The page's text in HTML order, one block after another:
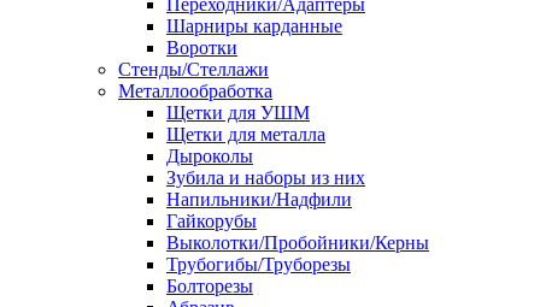
Переходники/Адаптеры
Шарниры карданные
Воротки
Стенды/Стеллажи
Металлообработка
Щетки для УШМ
Щетки для металла
Дыроколы
Зубила и наборы из них
Напильники/Надфили
Гайкорубы
Выколотки/Пробойники/Керны
Трубогибы/Труборезы
Болторезы